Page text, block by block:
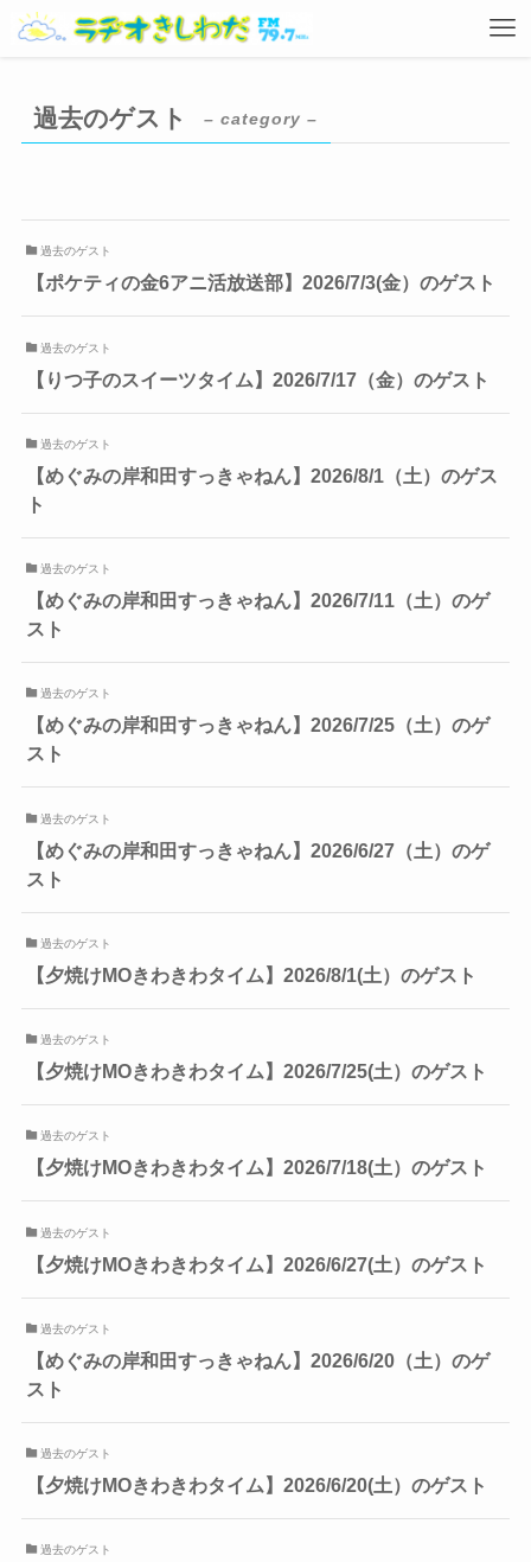
過去のゲスト – category –
過去のゲスト
【ポケティの金6アニ活放送部】2026/7/3(金）のゲスト
過去のゲスト
【りつ子のスイーツタイム】2026/7/17（金）のゲスト
過去のゲスト
【めぐみの岸和田すっきゃねん】2026/8/1（土）のゲス
ト
過去のゲスト
【めぐみの岸和田すっきゃねん】2026/7/11（土）のゲ
スト
過去のゲスト
【めぐみの岸和田すっきゃねん】2026/7/25（土）のゲ
スト
過去のゲスト
【めぐみの岸和田すっきゃねん】2026/6/27（土）のゲ
スト
過去のゲスト
【夕焼けMOきわきわタイム】2026/8/1(土）のゲスト
過去のゲスト
【夕焼けMOきわきわタイム】2026/7/25(土）のゲスト
過去のゲスト
【夕焼けMOきわきわタイム】2026/7/18(土）のゲスト
過去のゲスト
【夕焼けMOきわきわタイム】2026/6/27(土）のゲスト
過去のゲスト
【めぐみの岸和田すっきゃねん】2026/6/20（土）のゲ
スト
過去のゲスト
【夕焼けMOきわきわタイム】2026/6/20(土）のゲスト
過去のゲスト